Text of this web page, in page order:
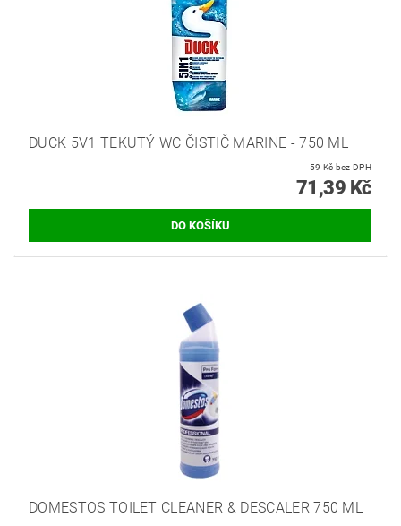
DUCK 5V1 TEKUTÝ WC ČISTIČ MARINE - 750 ML
59 Kč bez DPH
71,39 Kč
DOMESTOS TOILET CLEANER & DESCALER 750 ML